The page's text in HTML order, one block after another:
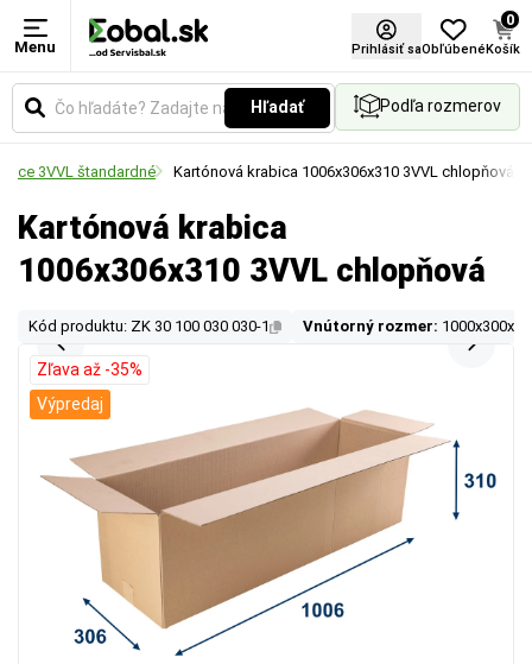
Menu Prihlásiť saObľúbené
0
Košík
Hľadať Podľa rozmerov
3VVL štandardné Kartónová krabica 1006x306x310 3VVL chlopňová
Kartónová krabica
1006x306x310 3VVL chlopňová
Kód produktu: ZK 30 100 030 030-1 Vnútorný rozmer:
Zľava až -35%
Výpredaj